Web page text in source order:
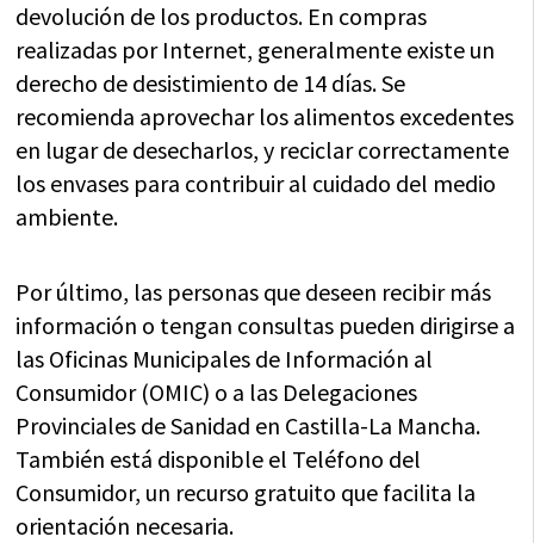
devolución de los productos. En compras
realizadas por Internet, generalmente existe un
derecho de desistimiento de 14 días. Se
recomienda aprovechar los alimentos excedentes
en lugar de desecharlos, y reciclar correctamente
los envases para contribuir al cuidado del medio
ambiente.
Por último, las personas que deseen recibir más
información o tengan consultas pueden dirigirse a
las Oficinas Municipales de Información al
Consumidor (OMIC) o a las Delegaciones
Provinciales de Sanidad en Castilla-La Mancha.
También está disponible el Teléfono del
Consumidor, un recurso gratuito que facilita la
orientación necesaria.